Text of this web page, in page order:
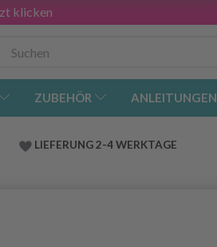
klicken
ZUBEHÖR ANLEITUNGEN
LIEFERUNG 2-4 WERKTAGE